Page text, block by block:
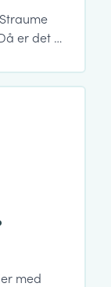
er det …
med